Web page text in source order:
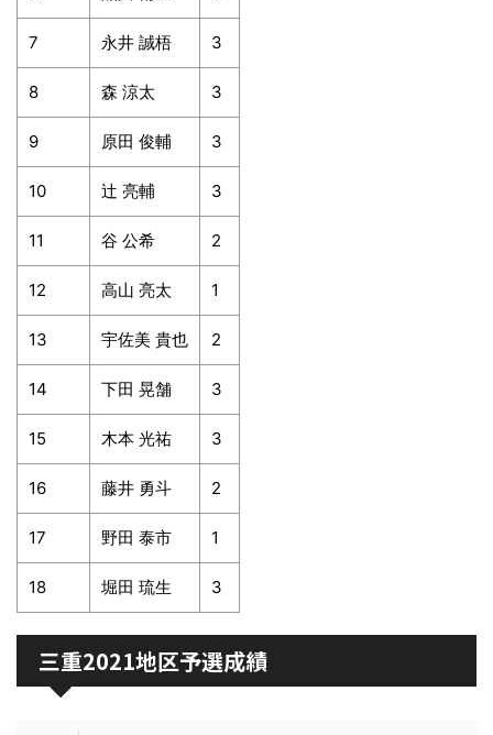
7 永井 誠梧 3
8 森 涼太 3
9 原田 俊輔 3
10 辻 亮輔 3
11 谷 公希 2
12 高山 亮太 1
13 宇佐美 貴也 2
14 下田 晃舗 3
15 木本 光祐 3
16 藤井 勇斗 2
17 野田 泰市 1
18 堀田 琉生 3
三重2021地区予選成績